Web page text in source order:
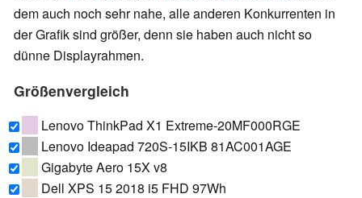
dem auch noch sehr nahe, alle anderen Konkurrenten in
der Grafik sind größer, denn sie haben auch nicht so
dünne Displayrahmen.
Größenvergleich
Lenovo ThinkPad X1 Extreme-20MF000RGE
Lenovo Ideapad 720S-15IKB 81AC001AGE
Gigabyte Aero 15X v8
Dell XPS 15 2018 i5 FHD 97Wh